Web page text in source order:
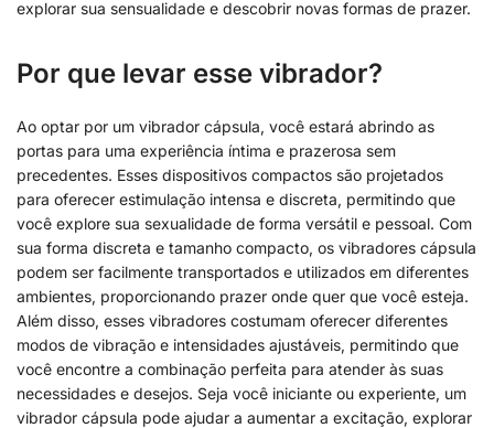
explorar sua sensualidade e descobrir novas formas de prazer.
Por que levar esse vibrador?
Ao optar por um vibrador cápsula, você estará abrindo as
portas para uma experiência íntima e prazerosa sem
precedentes. Esses dispositivos compactos são projetados
para oferecer estimulação intensa e discreta, permitindo que
você explore sua sexualidade de forma versátil e pessoal. Com
sua forma discreta e tamanho compacto, os vibradores cápsula
podem ser facilmente transportados e utilizados em diferentes
ambientes, proporcionando prazer onde quer que você esteja.
Além disso, esses vibradores costumam oferecer diferentes
modos de vibração e intensidades ajustáveis, permitindo que
você encontre a combinação perfeita para atender às suas
necessidades e desejos. Seja você iniciante ou experiente, um
vibrador cápsula pode ajudar a aumentar a excitação, explorar